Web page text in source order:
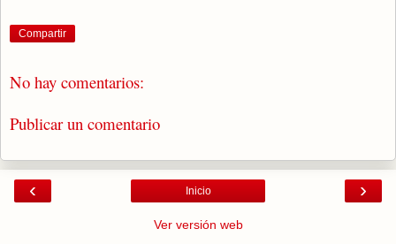
Compartir
No hay comentarios:
Publicar un comentario
‹ ›
Inicio
Ver versión web